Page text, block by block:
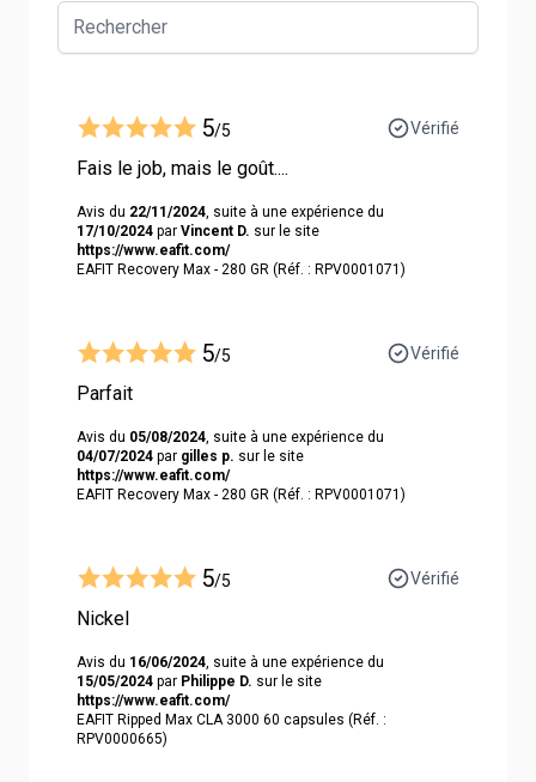
5/5 Vérifié
Fais le job, mais le goût....
Avis du 22/11/2024 , suite à une expérience du
17/10/2024 par Vincent D. sur le site
https://www.eafit.com/
EAFIT Recovery Max - 280 GR (Réf. : RPV0001071)
5/5 Vérifié
Parfait
Avis du 05/08/2024 , suite à une expérience du
04/07/2024 par gilles p. sur le site
https://www.eafit.com/
EAFIT Recovery Max - 280 GR (Réf. : RPV0001071)
5/5 Vérifié
Nickel
Avis du 16/06/2024 , suite à une expérience du
15/05/2024 par Philippe D. sur le site
https://www.eafit.com/
EAFIT Ripped Max CLA 3000 60 capsules (Réf. :
RPV0000665)